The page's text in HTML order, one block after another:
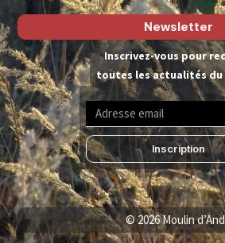
Newsletter
Inscrivez-vous pour
toutes les actualités du
Inscription
© 2026 Moulin